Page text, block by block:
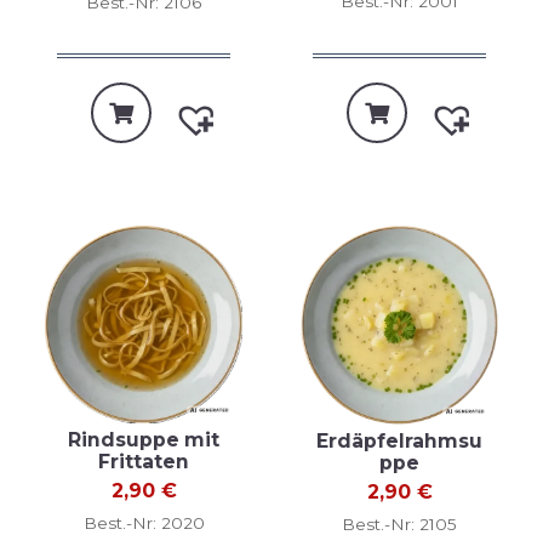
Rindsuppe mit
Frittaten
2,90 €
Best.-Nr: 2020
Erdäpfelrahmsu
ppe
2,90 €
Best.-Nr: 2105